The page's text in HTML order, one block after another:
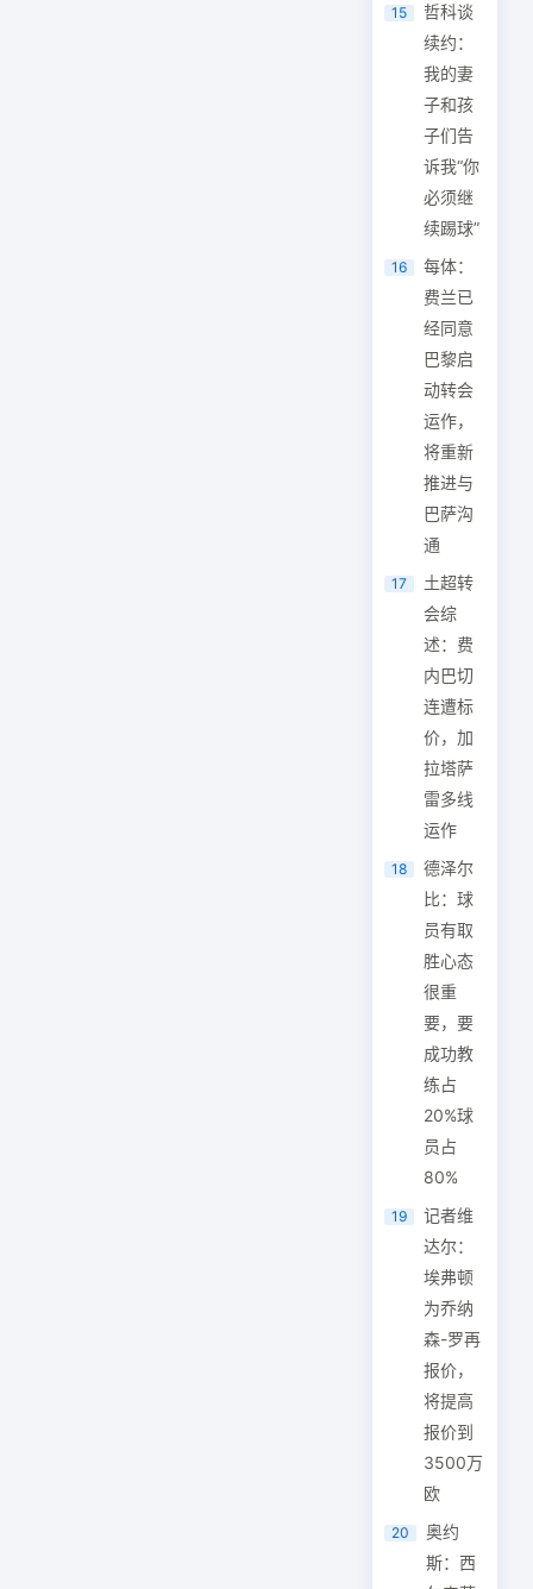
15
哲科谈
续约：
我的妻
子和孩
子们告
诉我“你
必须继
续踢球”
16
每体：
费兰已
经同意
巴黎启
动转会
运作，
将重新
推进与
巴萨沟
通
17
土超转
会综
述：费
内巴切
连遭标
价，加
拉塔萨
雷多线
运作
18
德泽尔
比：球
员有取
胜心态
很重
要，要
成功教
练占
20%球
员占
80%
19
记者维
达尔：
埃弗顿
为乔纳
森-罗再
报价，
将提高
报价到
3500万
欧
20
奥约
斯：西